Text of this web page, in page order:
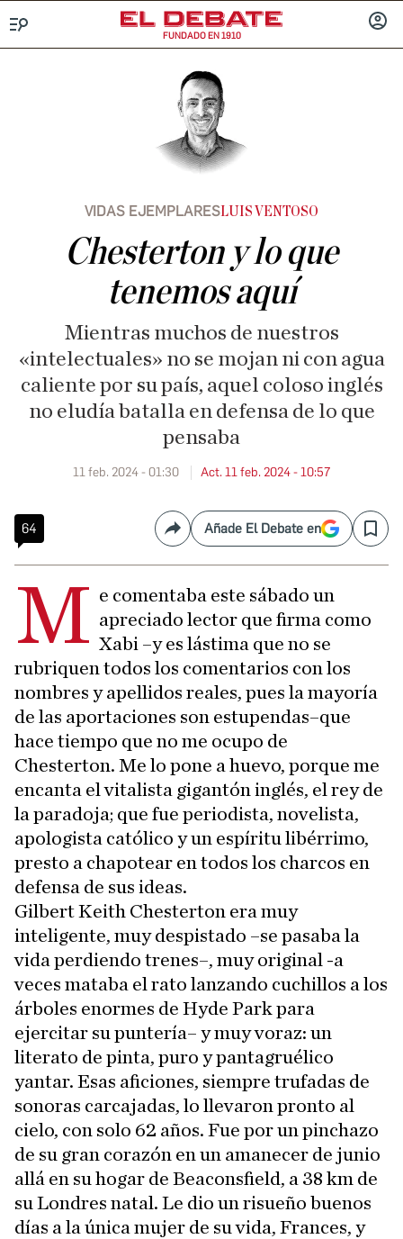
FUNDADO EN 1910
VIDAS EJEMPLARES LUIS VENTOSO
Chesterton y lo que
tenemos aquí
Mientras muchos de nuestros
«intelectuales» no se mojan ni con agua
caliente por su país, aquel coloso inglés
no eludía batalla en defensa de lo que
pensaba
11 feb. 2024 - 01:30 Act. 11 feb. 2024 - 10:57
64 CompartirAñade El Debate en Save
M e comentaba este sábado un
apreciado lector que firma como
Xabi –y es lástima que no se
rubriquen todos los comentarios con los
nombres y apellidos reales, pues la mayoría
de las aportaciones son estupendas–que
hace tiempo que no me ocupo de
Chesterton. Me lo pone a huevo, porque me
encanta el vitalista gigantón inglés, el rey de
la paradoja; que fue periodista, novelista,
apologista católico y un espíritu libérrimo,
presto a chapotear en todos los charcos en
defensa de sus ideas.
Gilbert Keith Chesterton era muy
inteligente, muy despistado –se pasaba la
vida perdiendo trenes–, muy original -a
veces mataba el rato lanzando cuchillos a los
árboles enormes de Hyde Park para
ejercitar su puntería– y muy voraz: un
literato de pinta, puro y pantagruélico
yantar. Esas aficiones, siempre trufadas de
sonoras carcajadas, lo llevaron pronto al
cielo, con solo 62 años. Fue por un pinchazo
de su gran corazón en un amanecer de junio
allá en su hogar de Beaconsfield, a 38 km de
su Londres natal. Le dio un risueño buenos
días a la única mujer de su vida, Frances, y